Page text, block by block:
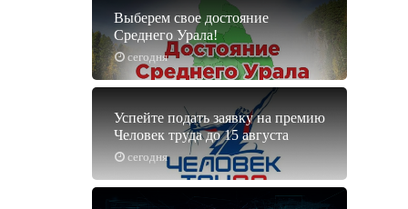
сегодня
Выберем свое достояние
Среднего Урала!
сегодня
Успейте подать заявку на премию
Человек труда до 15 августа